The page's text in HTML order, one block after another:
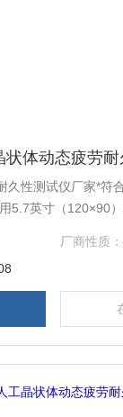
久性测试仪厂家*符
厂商性质：